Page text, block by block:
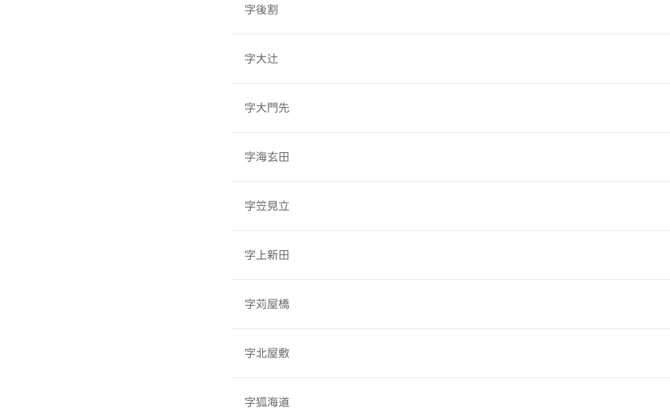
字後割
字大辻
字大門先
字海玄田
字笠見立
字上新田
字苅屋橋
字北屋敷
字狐海道